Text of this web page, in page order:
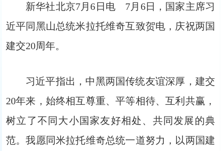
新华社北京7月6日电 7月6日，国家主席习
近平同黑山总统米拉托维奇互致贺电，庆祝两国
建交20周年。
习近平指出，中黑两国传统友谊深厚，建交
20年来，始终相互尊重、平等相待、互利共赢，
树立了不同大小国家友好相处、共同发展的典
范。我愿同米拉托维奇总统一道努力，以两国建